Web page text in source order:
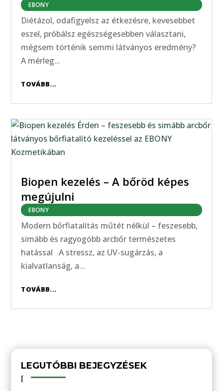
EBONY
Diétázol, odafigyelsz az étkezésre, kevesebbet
eszel, próbálsz egészségesebben választani,
mégsem történik semmi látványos eredmény?
A mérleg...
TOVÁBB...
Biopen kezelés – A bőröd képes
megújulni
EBONY
Modern bőrfiatalítás műtét nélkül – feszesebb,
simább és ragyogóbb arcbőr természetes
hatással A stressz, az UV-sugárzás, a
kialvatlanság, a...
TOVÁBB...
LEGUTÓBBI BEJEGYZÉSEK